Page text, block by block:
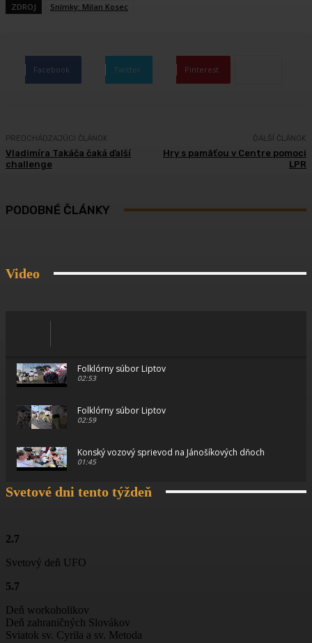
ZDROJ Snímky: Milan Kosec
Facebook Twitter Pinterest
PREDCHÁDZAJÚCI ČLÁNOK
Vladimíra Takáča čaká ďalší
challenge
ĎALŠÍ ČLÁNOK
Hry s pamäťou v Centre pomoci
LPR
PODOBNÉ ČLÁNKY
Video
Folklórny súbor Liptov
02:53
Folklórny súbor Liptov
02:59
Konský vozový sprievod na Jánošíkových dňoch
01:45
Konský vozový sprievod na Jánošíkových dňoch
Jánošíkove dni
01:06
Svetové dni tento týždeň
2.7
Svetový deň UFO
5.7
Deň workoholikov
Deň zahraničných Slovákov
Sviatok sv. Cyrila a sv. Metoda